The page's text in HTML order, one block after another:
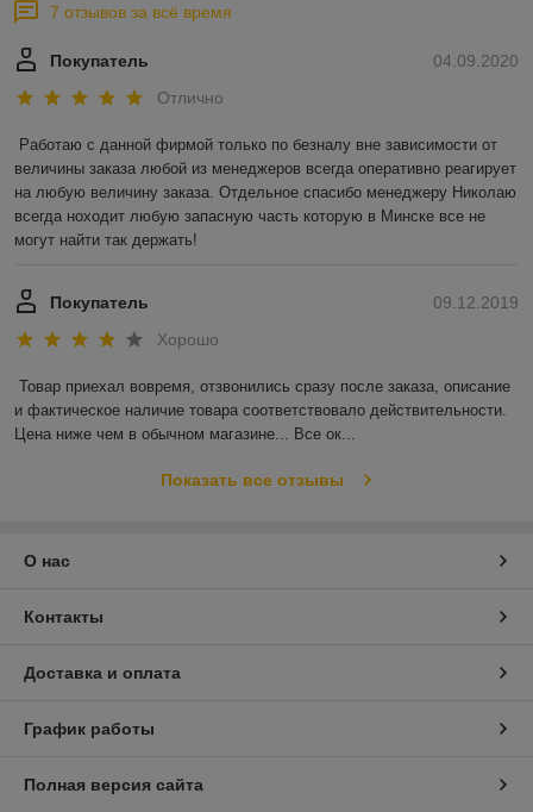
7 отзывов за всё время
04.09.2020
Покупатель
Отлично
Работаю с данной фирмой только по безналу вне зависимости от
величины заказа любой из менеджеров всегда оперативно реагирует
на любую величину заказа. Отдельное спасибо менеджеру Николаю
всегда ноходит любую запасную часть которую в Минске все не
могут найти так держать!
09.12.2019
Покупатель
Хорошо
Товар приехал вовремя, отзвонились сразу после заказа, описание
и фактическое наличие товара соответствовало действительности.
Цена ниже чем в обычном магазине... Все ок...
Показать все отзывы
О нас
Контакты
Доставка и оплата
График работы
Полная версия сайта